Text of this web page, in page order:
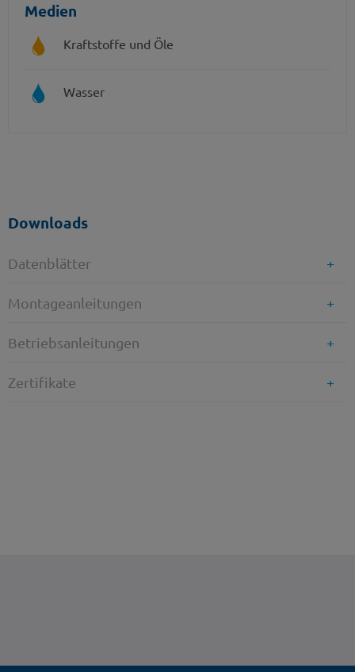
Medien
Kraftstoffe und Öle
Wasser
Downloads
Datenblätter
Montageanleitungen
Betriebsanleitungen
Zertifikate